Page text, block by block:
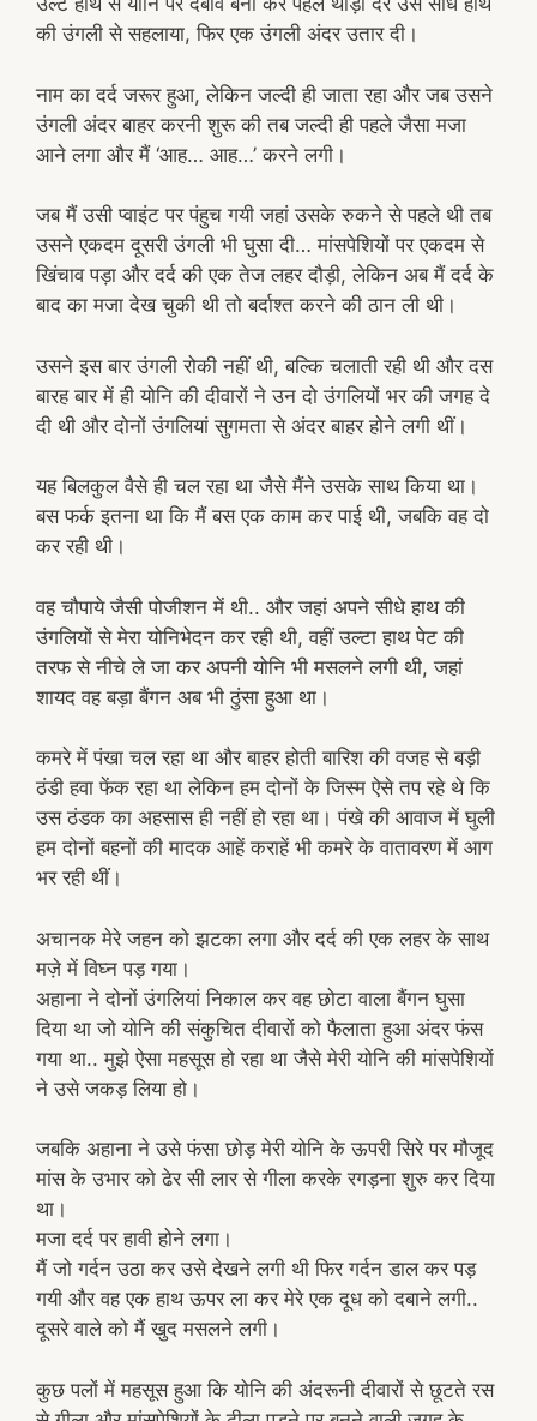
की उंगली से सहलाया, फिर एक उंगली अंदर उतार दी।
नाम का दर्द जरूर हुआ, लेकिन जल्दी ही जाता रहा और जब उसने
उंगली अंदर बाहर करनी शुरू की तब जल्दी ही पहले जैसा मजा
आने लगा और मैं ‘आह… आह…’ करने लगी।
जब मैं उसी प्वाइंट पर पंहुच गयी जहां उसके रुकने से पहले थी तब
उसने एकदम दूसरी उंगली भी घुसा दी… मांसपेशियों पर एकदम से
खिंचाव पड़ा और दर्द की एक तेज लहर दौड़ी, लेकिन अब मैं दर्द के
बाद का मजा देख चुकी थी तो बर्दाश्त करने की ठान ली थी।
उसने इस बार उंगली रोकी नहीं थी, बल्कि चलाती रही थी और दस
बारह बार में ही योनि की दीवारों ने उन दो उंगलियों भर की जगह दे
दी थी और दोनों उंगलियां सुगमता से अंदर बाहर होने लगी थीं।
यह बिलकुल वैसे ही चल रहा था जैसे मैंने उसके साथ किया था।
बस फर्क इतना था कि मैं बस एक काम कर पाई थी, जबकि वह दो
कर रही थी।
वह चौपाये जैसी पोजीशन में थी.. और जहां अपने सीधे हाथ की
उंगलियों से मेरा योनिभेदन कर रही थी, वहीं उल्टा हाथ पेट की
तरफ से नीचे ले जा कर अपनी योनि भी मसलने लगी थी, जहां
शायद वह बड़ा बैंगन अब भी ठुंसा हुआ था।
कमरे में पंखा चल रहा था और बाहर होती बारिश की वजह से बड़ी
ठंडी हवा फेंक रहा था लेकिन हम दोनों के जिस्म ऐसे तप रहे थे कि
उस ठंडक का अहसास ही नहीं हो रहा था। पंखे की आवाज में घुली
हम दोनों बहनों की मादक आहें कराहें भी कमरे के वातावरण में आग
भर रही थीं।
अचानक मेरे जहन को झटका लगा और दर्द की एक लहर के साथ
मज़े में विघ्न पड़ गया।
अहाना ने दोनों उंगलियां निकाल कर वह छोटा वाला बैंगन घुसा
दिया था जो योनि की संकुचित दीवारों को फैलाता हुआ अंदर फंस
गया था.. मुझे ऐसा महसूस हो रहा था जैसे मेरी योनि की मांसपेशियों
ने उसे जकड़ लिया हो।
जबकि अहाना ने उसे फंसा छोड़ मेरी योनि के ऊपरी सिरे पर मौजूद
मांस के उभार को ढेर सी लार से गीला करके रगड़ना शुरु कर दिया
था।
मजा दर्द पर हावी होने लगा।
मैं जो गर्दन उठा कर उसे देखने लगी थी फिर गर्दन डाल कर पड़
गयी और वह एक हाथ ऊपर ला कर मेरे एक दूध को दबाने लगी..
दूसरे वाले को मैं खुद मसलने लगी।
कुछ पलों में महसूस हुआ कि योनि की अंदरूनी दीवारों से छूटते रस